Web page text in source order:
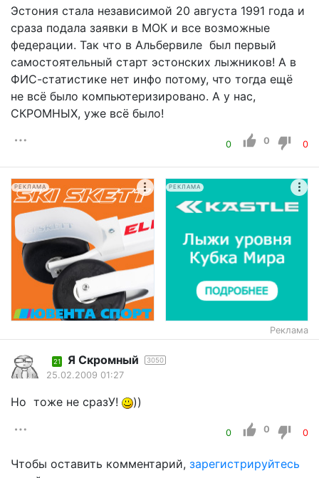
Эстония стала независимой 20 августа 1991 года и
сраза подала заявки в МОК и все возможные
федерации. Так что в Альбервиле был первый
самостоятельный старт эстонских лыжников! А в
ФИС-статистике нет инфо потому, что тогда ещё
не всё было компьютеризировано. А у нас,
СКРОМНЫХ, уже всё было!
0 0 0
РЕКЛАМА РЕКЛАМА
Реклама
21 Я Скромный 3050
25.02.2009 01:27
Но тоже не сразУ! ))
0 0 0
Чтобы оставить комментарий, зарегистрируйтесь